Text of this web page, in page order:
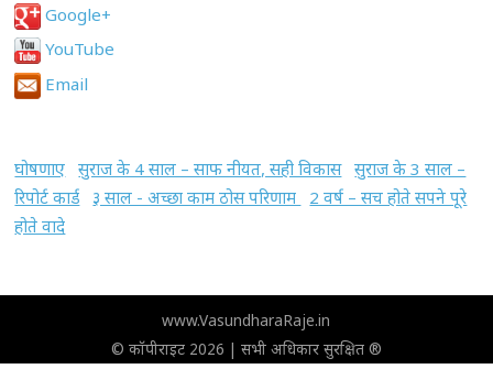
Google+
YouTube
Email
घोषणाए सुराज के 4 साल – साफ नीयत, सही विकास सुराज के 3 साल –
रिपोर्ट कार्ड
३ साल - अच्छा काम ठोस परिणाम
2 वर्ष – सच होते सपने पूरे
होते वादे
www.VasundharaRaje.in
© कॉपीराइट 2026 | सभी अधिकार सुरक्षित ®